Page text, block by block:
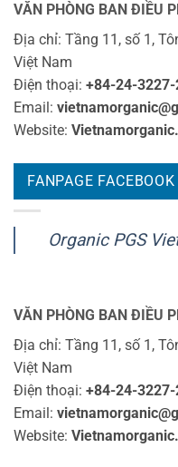
VĂN PHÒNG BAN ĐIỀU
Địa chỉ: Tầng 11, số 1,
Việt Nam
Điện thoại: +84-24-
Email:
Website:
FANPAGE FACEBOOK
Organic PGS
VĂN PHÒNG BAN ĐIỀU
Địa chỉ: Tầng 11, số 1,
Việt Nam
Điện thoại: +84-24-
Email:
Website: